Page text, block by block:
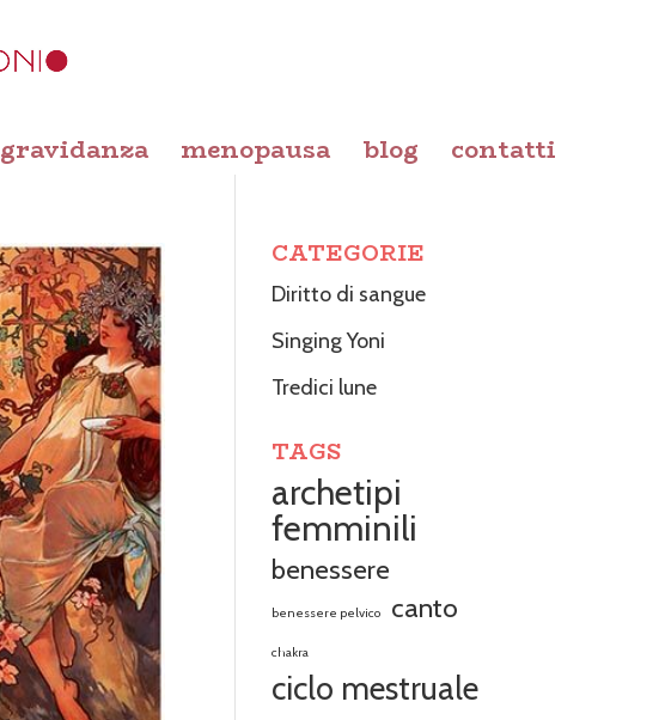
gravidanza menopausa blog contatti
CATEGORIE
Diritto di sangue
Singing Yoni
Tredici lune
TAGS
archetipi
femminili
benessere
benessere pelvico canto
chakra
ciclo mestruale